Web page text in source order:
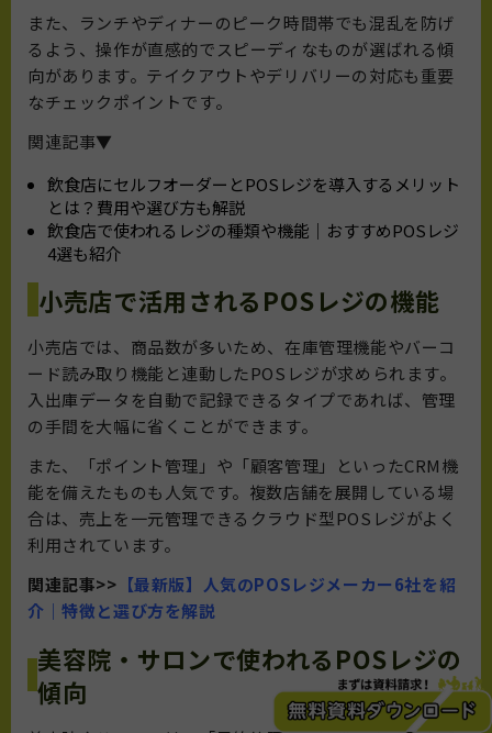
また、ランチやディナーのピーク時間帯でも混乱を防げ
るよう、操作が直感的でスピーディなものが選ばれる傾
向があります。テイクアウトやデリバリーの対応も重要
なチェックポイントです。
関連記事▼
飲食店にセルフオーダーとPOSレジを導入するメリット
とは？費用や選び方も解説
飲食店で使われるレジの種類や機能｜おすすめPOSレジ
4選も紹介
小売店で活用されるPOSレジの機能
小売店では、商品数が多いため、在庫管理機能やバーコ
ード読み取り機能と連動したPOSレジが求められます。
入出庫データを自動で記録できるタイプであれば、管理
の手間を大幅に省くことができます。
また、「ポイント管理」や「顧客管理」といったCRM機
能を備えたものも人気です。複数店舗を展開している場
合は、売上を一元管理できるクラウド型POSレジがよく
利用されています。
関連記事>> 【最新版】人気のPOSレジメーカー6社を紹
介｜特徴と選び方を解説
美容院・サロンで使われるPOSレジの
傾向